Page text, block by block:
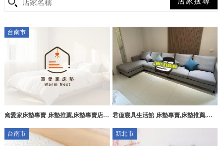
台南市
窩愛家床墊專賣-床墊推薦,床墊專賣店,
墊
君億寢具生活館-床墊專賣,床墊推薦,屏
台南市
新北市